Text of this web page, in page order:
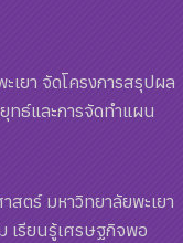
เยา จัดโครงการสรุปผล
ทธ์และการจัดทำแผน
ตร์ มหาวิทยาลัยพะเยา
เรียนรู้เศรษฐกิจพอ